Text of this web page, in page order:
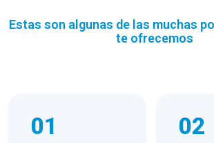
Estas son algunas de las muchas
te ofrecemos
01 02